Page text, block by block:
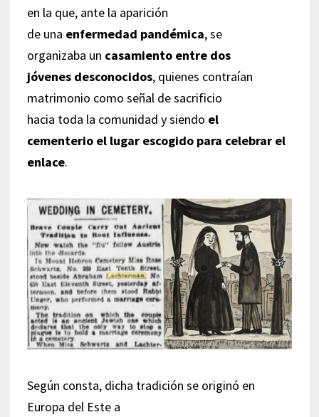
en la que, ante la aparición
de una enfermedad pandémica, se
organizaba un casamiento entre dos
jóvenes desconocidos, quienes contraían
matrimonio como señal de sacrificio
hacia toda la comunidad y siendo el
cementerio el lugar escogido para celebrar el
enlace.
Según consta, dicha tradición se originó en
Europa del Este a